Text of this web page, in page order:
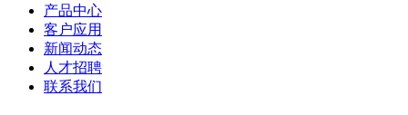
产品中心
客户应用
新闻动态
人才招聘
联系我们